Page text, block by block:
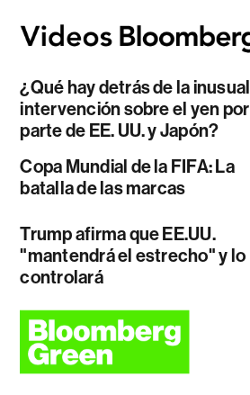
¿Qué hay detrás de la inusual
intervención sobre el yen por
parte de EE. UU. y Japón?
Copa Mundial de la FIFA: La
batalla de las marcas
Trump afirma que EE.UU.
"mantendrá el estrecho" y lo
controlará